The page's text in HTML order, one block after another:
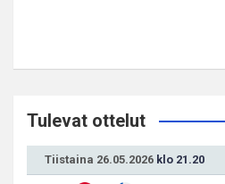
Tulevat ottelut
Tiistaina 26.05.2026 klo 21.20